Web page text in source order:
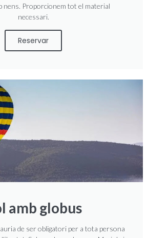
nens. Proporcionem tot el material
necessari.
Reservar
amb globus
de ser obligatori per a tota persona